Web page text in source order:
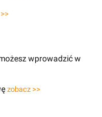
wprowadzić w
zobacz >>